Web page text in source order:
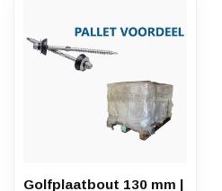
Golfplaatbout 130 mm |